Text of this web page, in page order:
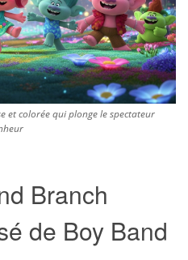
et colorée qui plonge le spectateur
Branch
de Boy Band